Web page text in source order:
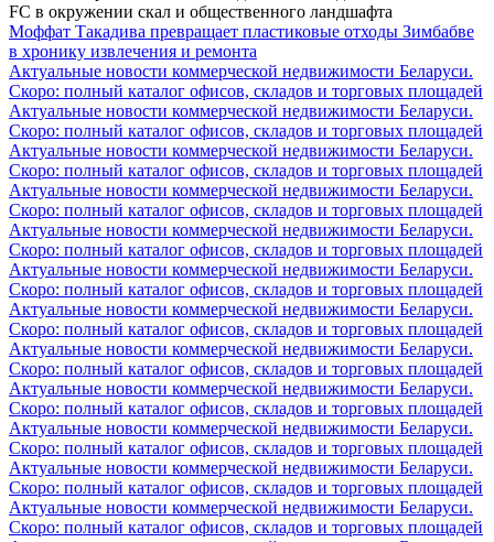
FC в окружении скал и общественного ландшафта
Моффат Такaдива превращает пластиковые отходы Зимбабве
в хронику извлечения и ремонта
Актуальные новости коммерческой недвижимости Беларуси.
Скоро: полный каталог офисов, складов и торговых площадей
Актуальные новости коммерческой недвижимости Беларуси.
Скоро: полный каталог офисов, складов и торговых площадей
Актуальные новости коммерческой недвижимости Беларуси.
Скоро: полный каталог офисов, складов и торговых площадей
Актуальные новости коммерческой недвижимости Беларуси.
Скоро: полный каталог офисов, складов и торговых площадей
Актуальные новости коммерческой недвижимости Беларуси.
Скоро: полный каталог офисов, складов и торговых площадей
Актуальные новости коммерческой недвижимости Беларуси.
Скоро: полный каталог офисов, складов и торговых площадей
Актуальные новости коммерческой недвижимости Беларуси.
Скоро: полный каталог офисов, складов и торговых площадей
Актуальные новости коммерческой недвижимости Беларуси.
Скоро: полный каталог офисов, складов и торговых площадей
Актуальные новости коммерческой недвижимости Беларуси.
Скоро: полный каталог офисов, складов и торговых площадей
Актуальные новости коммерческой недвижимости Беларуси.
Скоро: полный каталог офисов, складов и торговых площадей
Актуальные новости коммерческой недвижимости Беларуси.
Скоро: полный каталог офисов, складов и торговых площадей
Актуальные новости коммерческой недвижимости Беларуси.
Скоро: полный каталог офисов, складов и торговых площадей